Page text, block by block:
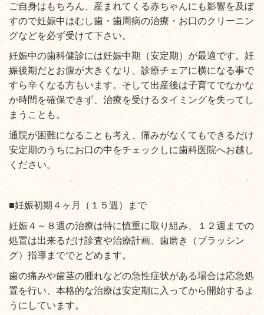
ご自身はもちろん、産まれてくる赤ちゃんにも影響を及ぼ
すので妊娠中はむし歯・歯周病の治療・お口のクリーニン
グなどを必ず受けて下さい。
妊娠中の歯科健診には妊娠中期（安定期）が最適です。妊
娠後期だとお腹が大きくなり、診療チェアに横になる事で
すら辛くなる方もいます。そして出産後は子育てでなかな
か時間を確保できず、治療を受けるタイミングを失ってし
まうことも。
通院が困難になることも考え、痛みがなくてもできるだけ
安定期のうちにお口の中をチェックしに歯科医院へお越し
ください。
■妊娠初期４ヶ月（１５週）まで
妊娠４～８週の治療は特に慎重に取り組み、１２週までの
処置は出来るだけ診査や治療計画、歯磨き（ブラッシン
グ）指導まででとどめます。
歯の痛みや歯茎の腫れなどの急性症状がある場合は応急処
置を行い、本格的な治療は安定期に入ってから開始するよ
うにしています。